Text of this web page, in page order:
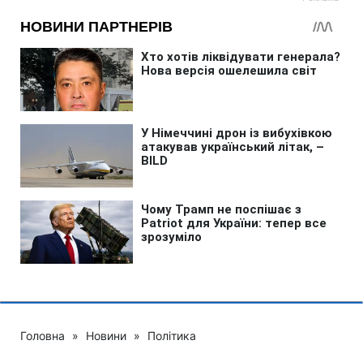
Головна » Новини » Політика